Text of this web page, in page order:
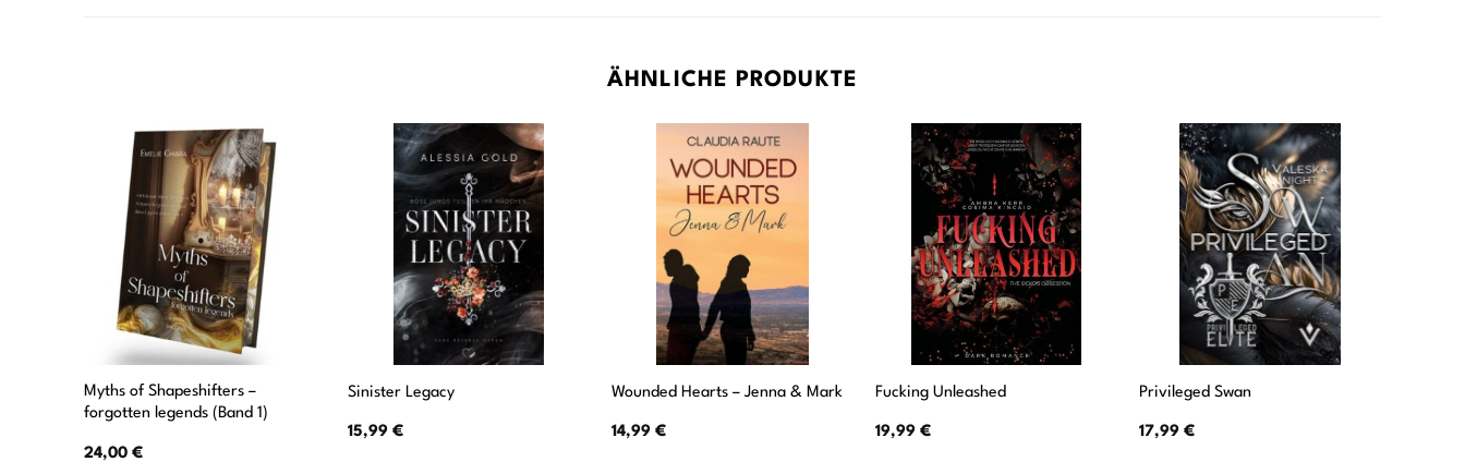
ÄHNLICHE PRODUKTE
Myths of Shapeshifters –
forgotten legends (Band 1)
24,00 €
Sinister Legacy
15,99 €
Wounded Hearts – Jenna & Mark
14,99 €
Fucking Unleashed
19,99 €
Privileged Swan
17,99 €